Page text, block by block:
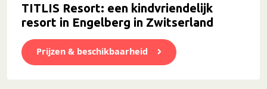
TITLIS Resort: een kindvriendelijk
resort in Engelberg in Zwitserland
Prijzen & beschikbaarheid